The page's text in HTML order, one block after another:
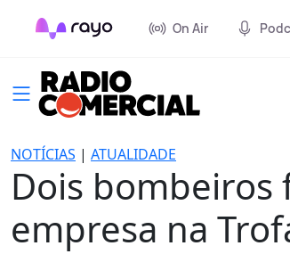
On Air
NOTÍCIAS | ATUALIDADE
Dois bombeiros
empresa na